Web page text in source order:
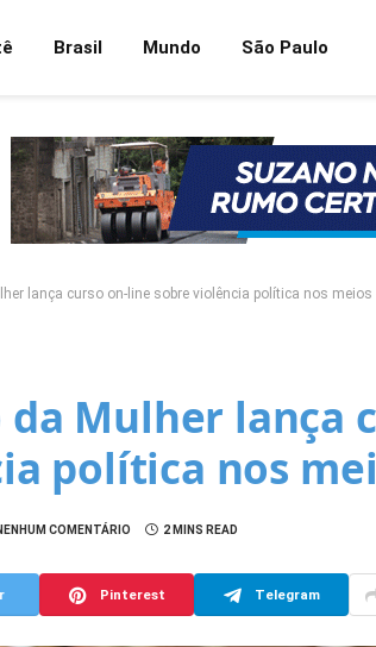
Brasil Mundo São Paulo
lança curso on-line sobre violência política nos
Mulher lança
política nos
COMENTÁRIO 2 MINS READ
Pinterest Telegram